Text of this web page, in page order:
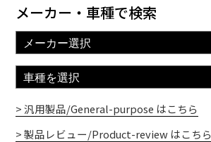
メーカー・車種で検索
> 汎用製品/General-purpose はこちら
> 製品レビュー/Product-review はこちら